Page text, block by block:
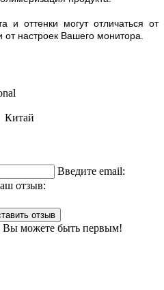
и оттенки могут отличаться от
от настроек Вашего монитора.
Китай
Введите email:
отзыв:
отзыв
Вы можете быть первым!